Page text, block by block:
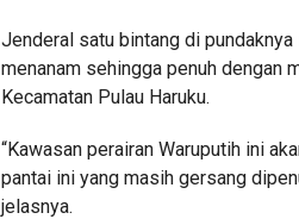
Jenderal satu bintang di
menanam sehingga penuh dengan
Kecamatan Pulau Haruku.
“Kawasan perairan Waruputih ini
pantai ini yang masih gersang
jelasnya.